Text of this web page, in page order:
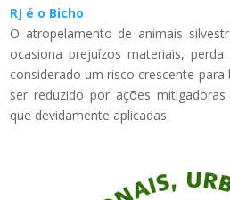
RJ é o Bicho
O atropelamento de animais
ocasiona prejuízos materiais,
considerado um risco crescente para
ser reduzido por ações
que devidamente aplicadas.